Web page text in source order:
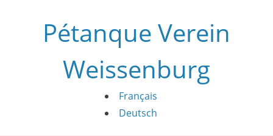
Pétanque Verein
Weissenburg
Français
Deutsch